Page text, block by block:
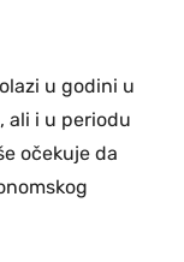
u godini u
ali i u periodu
očekuje da